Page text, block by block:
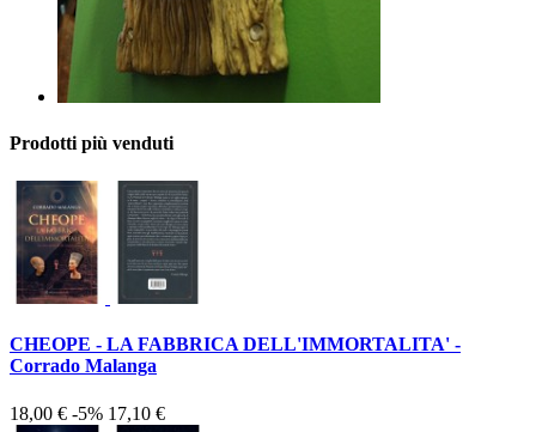
Prodotti più venduti
CHEOPE - LA FABBRICA DELL'IMMORTALITA' -
Corrado Malanga
18,00 € -5% 17,10 €